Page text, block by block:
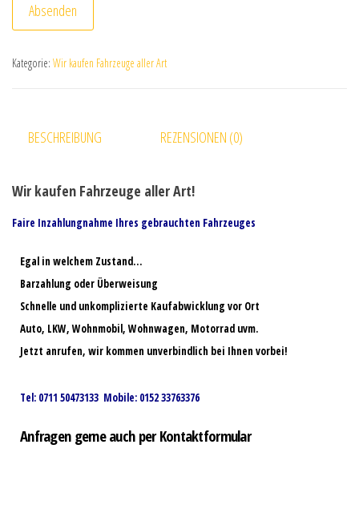
Absenden
Kategorie: Wir kaufen Fahrzeuge aller Art
BESCHREIBUNG REZENSIONEN (0)
Wir kaufen Fahrzeuge aller Art!
Faire Inzahlungnahme Ihres gebrauchten Fahrzeuges
Egal in welchem Zustand…
Barzahlung oder Überweisung
Schnelle und unkomplizierte Kaufabwicklung vor Ort
Auto, LKW, Wohnmobil, Wohnwagen, Motorrad uvm.
Jetzt anrufen, wir kommen unverbindlich bei Ihnen vorbei!
Tel: 0711 50473133 Mobile: 0152 33763376
Anfragen gerne auch per Kontaktformular